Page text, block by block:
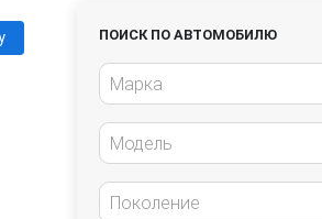
ПОИСК ПО АВТОМОБИЛЮ
Марка
Модель
Поколение